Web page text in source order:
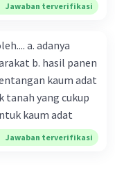
Jawaban terverifikasi
a. adanya
b. hasil panen
kaum adat
tanah yang cukup
kaum adat
Jawaban terverifikasi